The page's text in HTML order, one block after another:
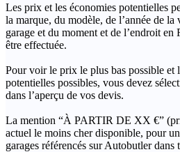
Les prix et les économies potentielles
la marque, du modèle, de l’année de
garage et du moment et de l’endroit en
être effectuée.
Pour voir le prix le plus bas possible et
potentielles possibles, vous devez
dans l’aperçu de vos devis.
La mention “À PARTIR DE XX €”
actuel le moins cher disponible, pour
garages référencés sur Autobutler dans